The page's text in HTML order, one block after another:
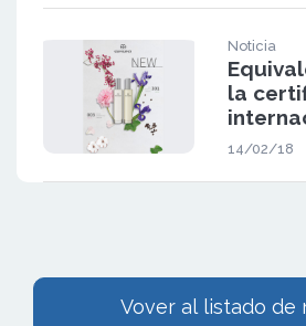
Noticia
la
14/02/18
Vover al listado de